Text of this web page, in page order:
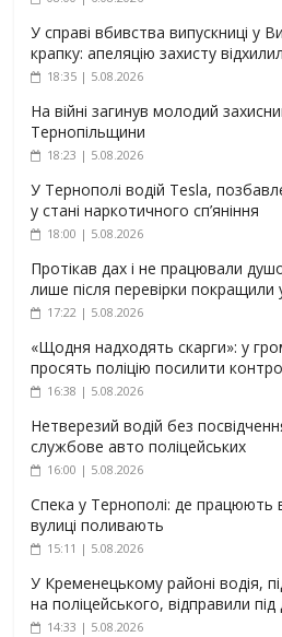
У справі вбивства випускниці у
крапку: апеляцію захисту
18:35 | 5.08.2026
На війні загинув молодий
Тернопільщини
18:23 | 5.08.2026
У Тернополі водій Tesla,
у стані наркотичного сп’яніння
18:00 | 5.08.2026
Протікав дах і не працювали
лише після перевірки
17:22 | 5.08.2026
«Щодня надходять скарги»: у
просять поліцію посилити
16:38 | 5.08.2026
Нетверезий водій без
службове авто поліцейських
16:00 | 5.08.2026
Спека у Тернополі: де працюють
вулиці поливають
15:11 | 5.08.2026
У Кременецькому районі водія,
на поліцейського, відправили
14:33 | 5.08.2026